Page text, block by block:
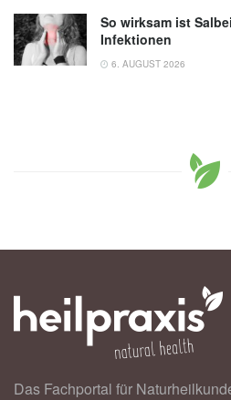
So wirksam ist
Infektionen
6. AUGUST 2026
Das Fachportal für